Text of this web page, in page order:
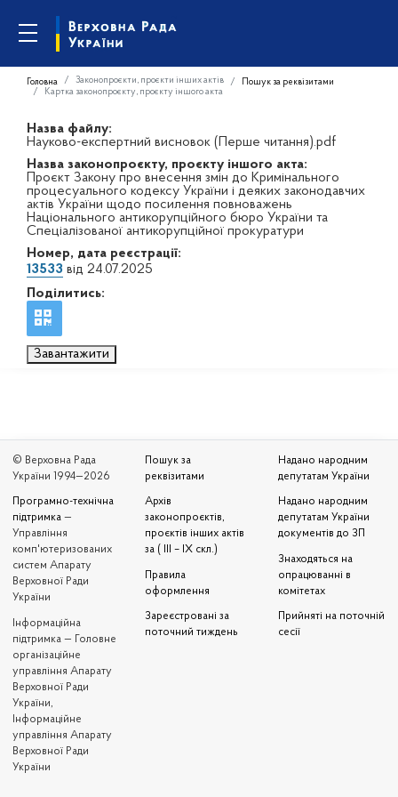
Головна Законопроєкти, проєкти інших актів
Пошук за реквізитами
Картка законопроєкту, проєкту іншого акта
Назва файлу:
Науково-експертний висновок (Перше читання).pdf
Назва законопроєкту, проєкту іншого акта:
Проєкт Закону про внесення змін до Кримінального
процесуального кодексу України і деяких законодавчих
актів України щодо посилення повноважень
Національного антикорупційного бюро України та
Спеціалізованої антикорупційної прокуратури
Номер, дата реєстрації:
13533 від 24.07.2025
Поділитись:
Завантажити
© Верховна Рада
України 1994—2026
Програмно-технічна
підтримка —
Управління
комп'ютеризованих
систем Апарату
Верховної Ради
України
Iнформаційна
підтримка — Головне
організаційне
управління Апарату
Верховної Ради
України,
Інформаційне
управління Апарату
Верховної Ради
України
Пошук за
реквізитами
Архів
законопроєктів,
проєктів інших актів
за ( III – IX скл.)
Правила
оформлення
Зареєстровані за
поточний тиждень
Надано народним
депутатам України
Надано народним
депутатам України
документів до ЗП
Знаходяться на
опрацюванні в
комітетах
Прийняті на поточній
сесії